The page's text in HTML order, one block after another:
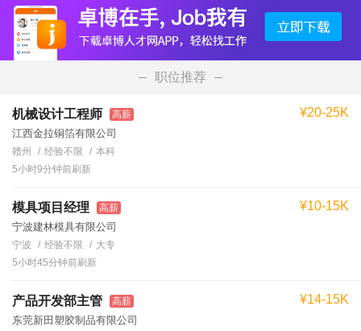
职位推荐
机械设计工程师 高薪
江西金拉铜箔有限公司
¥20-25K
赣州 经验不限
本科
5小时9分钟前刷新
模具项目经理 高薪
宁波建林模具有限公司
¥10-15K
宁波 经验不限
大专
5小时45分钟前刷新
产品开发部主管 高薪
东莞新田塑胶制品有限公司
¥14-15K